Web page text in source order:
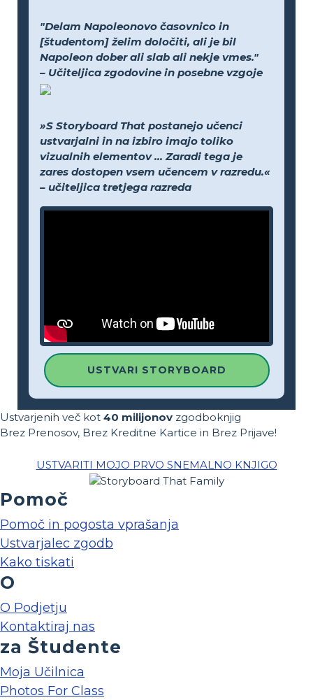
"Delam Napoleonovo časovnico in
[študentom] želim določiti, ali je bil
Napoleon dober ali slab ali nekje vmes."
– Učiteljica zgodovine in posebne vzgoje
»S Storyboard That postanejo učenci
ustvarjalni in na izbiro imajo toliko
vizualnih elementov ... Zaradi tega je
zares dostopen vsem učencem v razredu.«
– učiteljica tretjega razreda
USTVARI STORYBOARD
Ustvarjenih več kot 40 milijonov zgodboknjig
Brez Prenosov, Brez Kreditne Kartice in Brez Prijave!
USTVARITI MOJO PRVO SNEMALNO KNJIGO
Pomoč
Pomoč in pogosta vprašanja
Ustvarjalec zgodb
Kako tiskati
O
O Podjetju
Kontaktiraj nas
za Študente
Moja Učilnica
Photos For Class